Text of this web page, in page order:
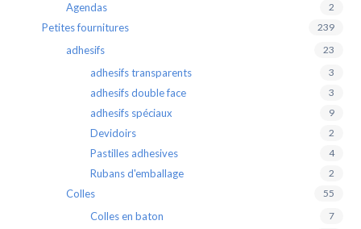
Agendas 2
Petites fournitures 239
adhesifs 23
adhesifs transparents 3
adhesifs double face 3
adhesifs spéciaux 9
Devidoirs 2
Pastilles adhesives 4
Rubans d'emballage 2
Colles 55
Colles en baton 7